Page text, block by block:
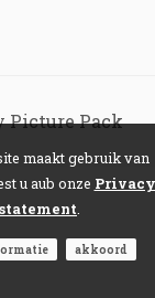
Picture Pack
maakt gebruik van
u aub onze Privacy
statement
akkoord